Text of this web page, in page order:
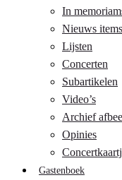
In
Nieuws items
Lijsten
Concerten
Subartikelen
Video’s
Archief
Opinies
Gastenboek